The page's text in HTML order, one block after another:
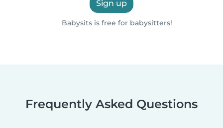
Sign up
Babysits is free for babysitters!
Frequently Asked Questions